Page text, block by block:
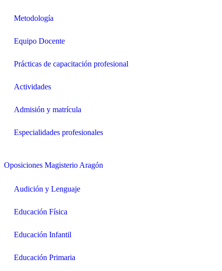
Metodología
Equipo Docente
Prácticas de capacitación profesional
Actividades
Admisión y matrícula
Especialidades profesionales
Oposiciones Magisterio Aragón
Audición y Lenguaje
Educación Física
Educación Infantil
Educación Primaria